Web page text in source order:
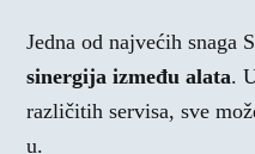
Jedna od najvećih snaga
sinergija između alata.
različitih servisa, sve
u.